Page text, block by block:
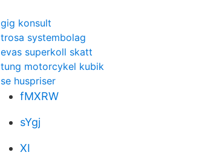
gig konsult
trosa systembolag
evas superkoll skatt
tung motorcykel kubik
se huspriser
fMXRW
sYgj
XI